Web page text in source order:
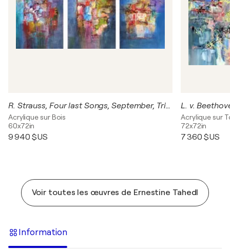
R. Strauss, Four last Songs, September, Triptych
Acrylique sur Bois
60x72in
9 940 $US
L. v.
Acrylique sur
72x72in
7 360 $US
Voir toutes les œuvres de Ernestine Tahedl
Information